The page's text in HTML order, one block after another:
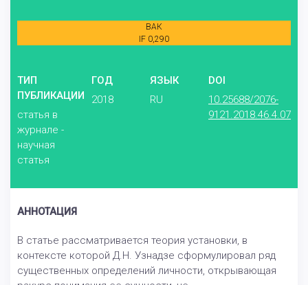
ВАК
IF 0,290
ТИП
ПУБЛИКАЦИИ
статья в
журнале -
научная
статья
ГОД
2018
ЯЗЫК
RU
DOI
10.25688/2076-
9121.2018.46.4.07
АННОТАЦИЯ
В статье рассматривается теория установки, в
контексте которой Д.Н. Узнадзе сформулировал ряд
существенных определений личности, открывающая